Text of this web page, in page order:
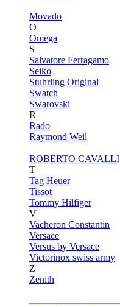
Movado
O
Omega
S
Salvatore Ferragamo
Seiko
Stuhrling Original
Swatch
Swarovski
R
Rado
Raymond Weil
ROBERTO CAVALLI
T
Tag Heuer
Tissot
Tommy Hilfiger
V
Vacheron Constantin
Versace
Versus by Versace
Victorinox swiss army
Z
Zenith